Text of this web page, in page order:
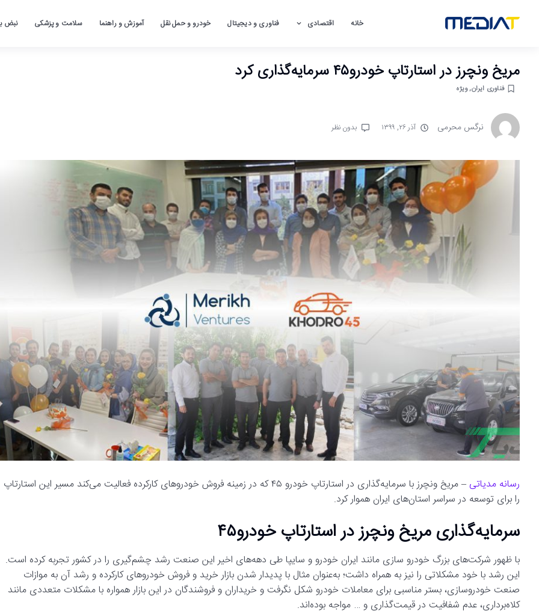
خانه اقتصادی فناوری و دیجیتال خودرو و حمل نقل آموزش و راهنما سلامت و پزشکی نبض
مریخ ونچرز در استارتاپ خودرو۴۵ سرمایه‌گذاری کرد
فناوری ایران,ویژه
نرگس محرمی آذر ۲۶, ۱۳۹۹ بدون نظر
رسانه مدیاتی
– مریخ ونچرز با سرمایه‌گذاری در استارتاپ خودرو ۴۵ که در زمینه فروش خودرو‌های کارکرده فعالیت می‌کند مسیر این استارتاپ
را برای توسعه در سراسر استان‌های ایران هموار کرد.
سرمایه‌گذاری مریخ ونچرز در استارتاپ خودرو۴۵
با ظهور شرکت‌های بزرگ خودرو سازی مانند ایران خودرو و سایپا طی دهه‌های اخیر این صنعت رشد چشم‌گیری را در کشور تجربه کرده است.
این رشد با خود مشکلاتی را نیز به همراه داشت؛ به‌عنوان مثال با پدیدار شدن بازار خرید و فروش خودروهای کارکرده و رشد آن به موازات
صنعت خودروسازی، بستر مناسبی برای معاملات خودرو شکل نگرفت و خریداران و فروشندگان در این بازار همواره با مشکلات متعددی مانند
کلاه‌برداری، عدم شفافیت در قیمت‌گذاری و … مواجه بوده‌اند.